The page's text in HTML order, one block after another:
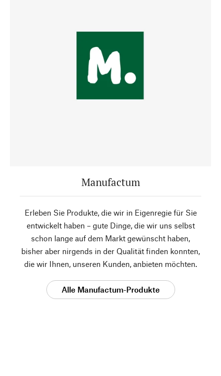
Manufactum
Erleben Sie Produkte, die wir in Eigenregie für Sie
entwickelt haben – gute Dinge, die wir uns selbst
schon lange auf dem Markt gewünscht haben,
bisher aber nirgends in der Qualität finden konnten,
die wir Ihnen, unseren Kunden, anbieten möchten.
Alle Manufactum-Produkte